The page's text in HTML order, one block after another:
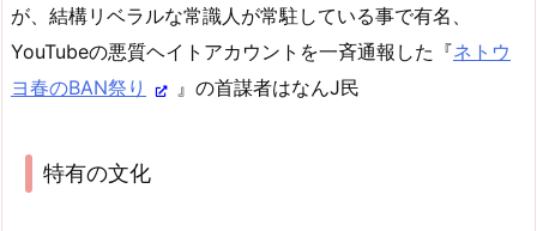
が、結構リベラルな常識人が常駐している事で有名、
YouTubeの悪質ヘイトアカウントを一斉通報した『ネトウ
ヨ春のBAN祭り
』の首謀者はなんJ民
特有の文化